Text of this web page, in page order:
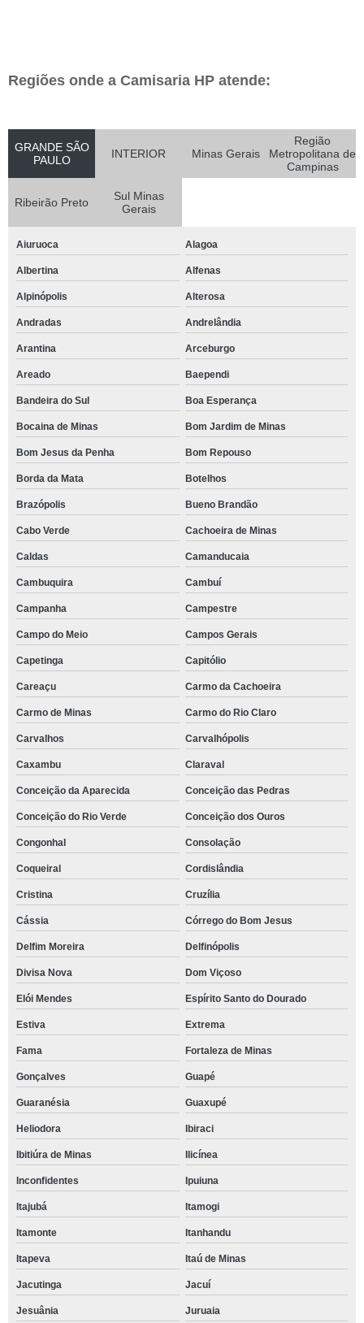
Regiões onde a Camisaria HP atende:
GRANDE SÃO
PAULO
INTERIOR Minas Gerais
Região
Metropolitana de
Campinas
Ribeirão Preto
Sul Minas
Gerais
Aiuruoca Alagoa
Albertina Alfenas
Alpinópolis Alterosa
Andradas Andrelândia
Arantina Arceburgo
Areado Baependi
Bandeira do Sul Boa Esperança
Bocaina de Minas Bom Jardim de Minas
Bom Jesus da Penha Bom Repouso
Borda da Mata Botelhos
Brazópolis Bueno Brandão
Cabo Verde Cachoeira de Minas
Caldas Camanducaia
Cambuquira Cambuí
Campanha Campestre
Campo do Meio Campos Gerais
Capetinga Capitólio
Careaçu Carmo da Cachoeira
Carmo de Minas Carmo do Rio Claro
Carvalhos Carvalhópolis
Caxambu Claraval
Conceição da Aparecida Conceição das Pedras
Conceição do Rio Verde Conceição dos Ouros
Congonhal Consolação
Coqueiral Cordislândia
Cristina Cruzília
Cássia Córrego do Bom Jesus
Delfim Moreira Delfinópolis
Divisa Nova Dom Viçoso
Elói Mendes Espírito Santo do Dourado
Estiva Extrema
Fama Fortaleza de Minas
Gonçalves Guapé
Guaranésia Guaxupé
Heliodora Ibiraci
Ibitiúra de Minas Ilicínea
Inconfidentes Ipuiuna
Itajubá Itamogi
Itamonte Itanhandu
Itapeva Itaú de Minas
Jacutinga Jacuí
Jesuânia Juruaia